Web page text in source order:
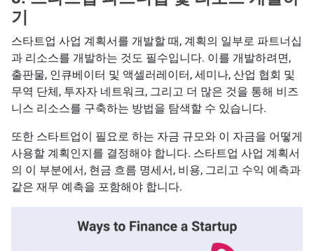
기
스타트업 사업 계획서를 개발할 때, 계획의 일부로 파트너십
과 리소스를 개발하는 것도 필수입니다. 이를 개발하려면,
출판물, 인큐베이터 및 액셀러레이터, 세미나, 산업 협회 및
무역 단체, 투자자 네트워크, 그리고 더 많은 것을 통해 비즈
니스 리소스를 구축하는 방법을 탐색할 수 있습니다.
또한 스타트업이 필요로 하는 자금 규모와 이 자금을 어떻게
사용할 계획인지를 결정해야 합니다. 스타트업 사업 계획서
의 이 부분에서, 현금 흐름 명세서, 비용, 그리고 수익 예측과
같은 재무 예측을 포함해야 합니다.